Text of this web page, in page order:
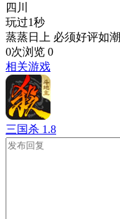
四川
玩过1秒
蒸蒸日上 必须好评如潮
0次浏览 0
相关游戏
三国杀 1.8